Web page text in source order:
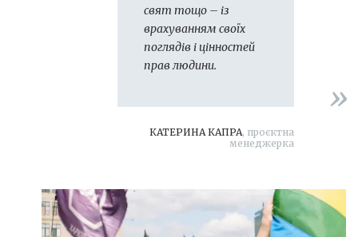
свят тощо – із
врахуванням своїх
поглядів і цінностей
прав людини.
КАТЕРИНА КАПРА, проєктна
менеджерка